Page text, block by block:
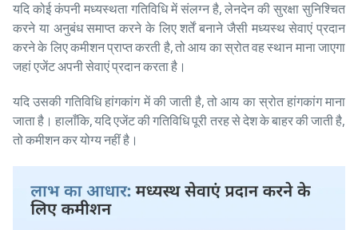
यदि कोई कंपनी मध्यस्थता गतिविधि में संलग्न है, लेनदेन की सुरक्षा सुनिश्चित
करने या अनुबंध समाप्त करने के लिए शर्तें बनाने जैसी मध्यस्थ सेवाएं प्रदान
करने के लिए कमीशन प्राप्त करती है, तो आय का स्रोत वह स्थान माना जाएगा
जहां एजेंट अपनी सेवाएं प्रदान करता है।
यदि उसकी गतिविधि हांगकांग में की जाती है, तो आय का स्रोत हांगकांग माना
जाता है। हालाँकि, यदि एजेंट की गतिविधि पूरी तरह से देश के बाहर की जाती है,
तो कमीशन कर योग्य नहीं है।